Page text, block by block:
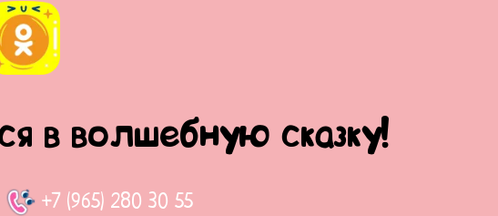
в волшебную сказку!
+7 (965) 280 30 55